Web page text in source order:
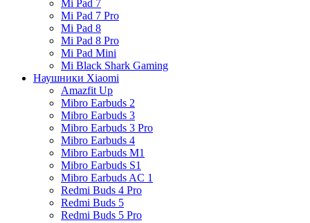
Mi Pad 7
Mi Pad 7 Pro
Mi Pad 8
Mi Pad 8 Pro
Mi Pad Mini
Mi Black Shark Gaming
Наушники Xiaomi
Amazfit Up
Mibro Earbuds 2
Mibro Earbuds 3
Mibro Earbuds 3 Pro
Mibro Earbuds 4
Mibro Earbuds M1
Mibro Earbuds S1
Mibro Earbuds AC 1
Redmi Buds 4 Pro
Redmi Buds 5
Redmi Buds 5 Pro